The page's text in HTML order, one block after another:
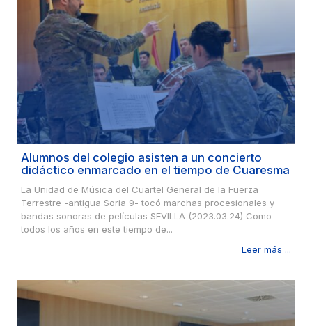
Alumnos del colegio asisten a un concierto
didáctico enmarcado en el tiempo de Cuaresma
La Unidad de Música del Cuartel General de la Fuerza
Terrestre -antigua Soria 9- tocó marchas procesionales y
bandas sonoras de películas SEVILLA (2023.03.24) Como
todos los años en este tiempo de...
Leer más ...